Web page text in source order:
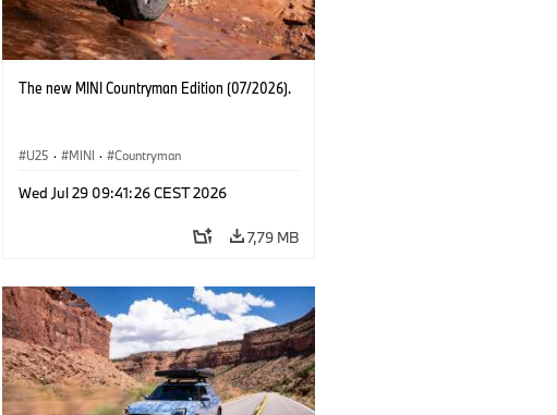
The new MINI Countryman Edition (07/2026).
U25 · MINI · Countryman
Wed Jul 29 09:41:26 CEST 2026
7,79 MB